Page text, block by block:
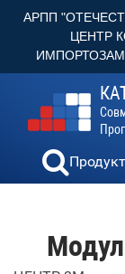
АРПП
ЦЕНТР